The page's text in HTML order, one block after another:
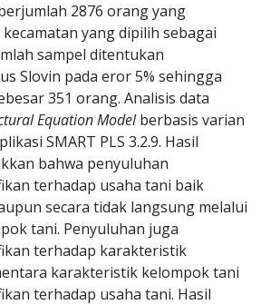
2876 orang yang
yang dipilih sebagai
sampel ditentukan
Slovin pada eror 5% sehingga
351 orang. Analisis data
Equation Modelberbasis varian
SMART PLS 3.2.9. Hasil
bahwa penyuluhan
terhadap usaha tani baik
secara tidak langsung melalui
tani. Penyuluhan juga
terhadap karakteristik
karakteristik kelompok tani
terhadap usaha tani. Hasil